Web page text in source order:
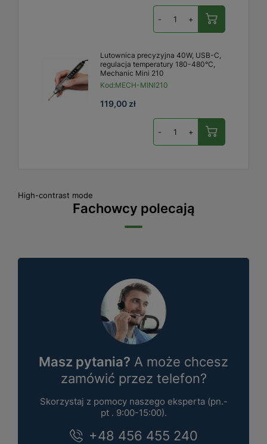
- +
Lutownica precyzyjna 40W, USB-C,
regulacja temperatury 180-480°C,
Mechanic Mini 210
Kod:MECH-MINI210
119,00 zł
- +
High-contrast mode
Fachowcy polecają
Masz pytania? A może chcesz
zamówić przez telefon?
Skorzystaj z pomocy naszego eksperta (pn.-
pt . 9:00-15:00).
+48 456 455 240